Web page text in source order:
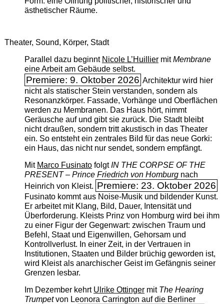
ästhetischer Räume.
Theater, Sound, Körper, Stadt
Parallel dazu beginnt Nicole L’Huilliermit ­Membrane
eine Arbeit am Gebäude selbst.
Premiere: 9. Oktober 2026 Architektur wird hier
nicht als statischer Stein verstanden, sondern als
Resonanzkörper. Fassade, Vorhänge und Oberflächen
werden zu Membranen. Das Haus hört, nimmt
Geräusche auf und gibt sie zurück. Die Stadt bleibt
nicht draußen, sondern tritt akustisch in das Theater
ein. So entsteht ein zentrales Bild für das neue Gorki:
ein Haus, das nicht nur sendet, sondern empfängt.
Mit Marco FusinatofolgtIN THE CORPSE OF THE
PRESENT – Prince Friedrich von Homburgnach
Heinrich von Kleist. Premiere: 23. Oktober 2026
Fusinato kommt aus Noise-Musik und bildender Kunst.
Er arbeitet mit Klang, Bild, Dauer, Intensität und
Überforderung. Kleists Prinz von Homburg wird bei ihm
zu einer Figur der Gegenwart: zwischen Traum und
Befehl, Staat und Eigenwillen, Gehorsam und
Kontrollverlust. In einer Zeit, in der Vertrauen in
Institutionen, Staaten und Bilder brüchig geworden ist,
wird Kleist als anarchischer Geist im Gefängnis seiner
Grenzen lesbar.
Im Dezember kehrt Ulrike Ottingermit The ­Hearing
Trumpetvon Leonora Carrington auf die Berliner